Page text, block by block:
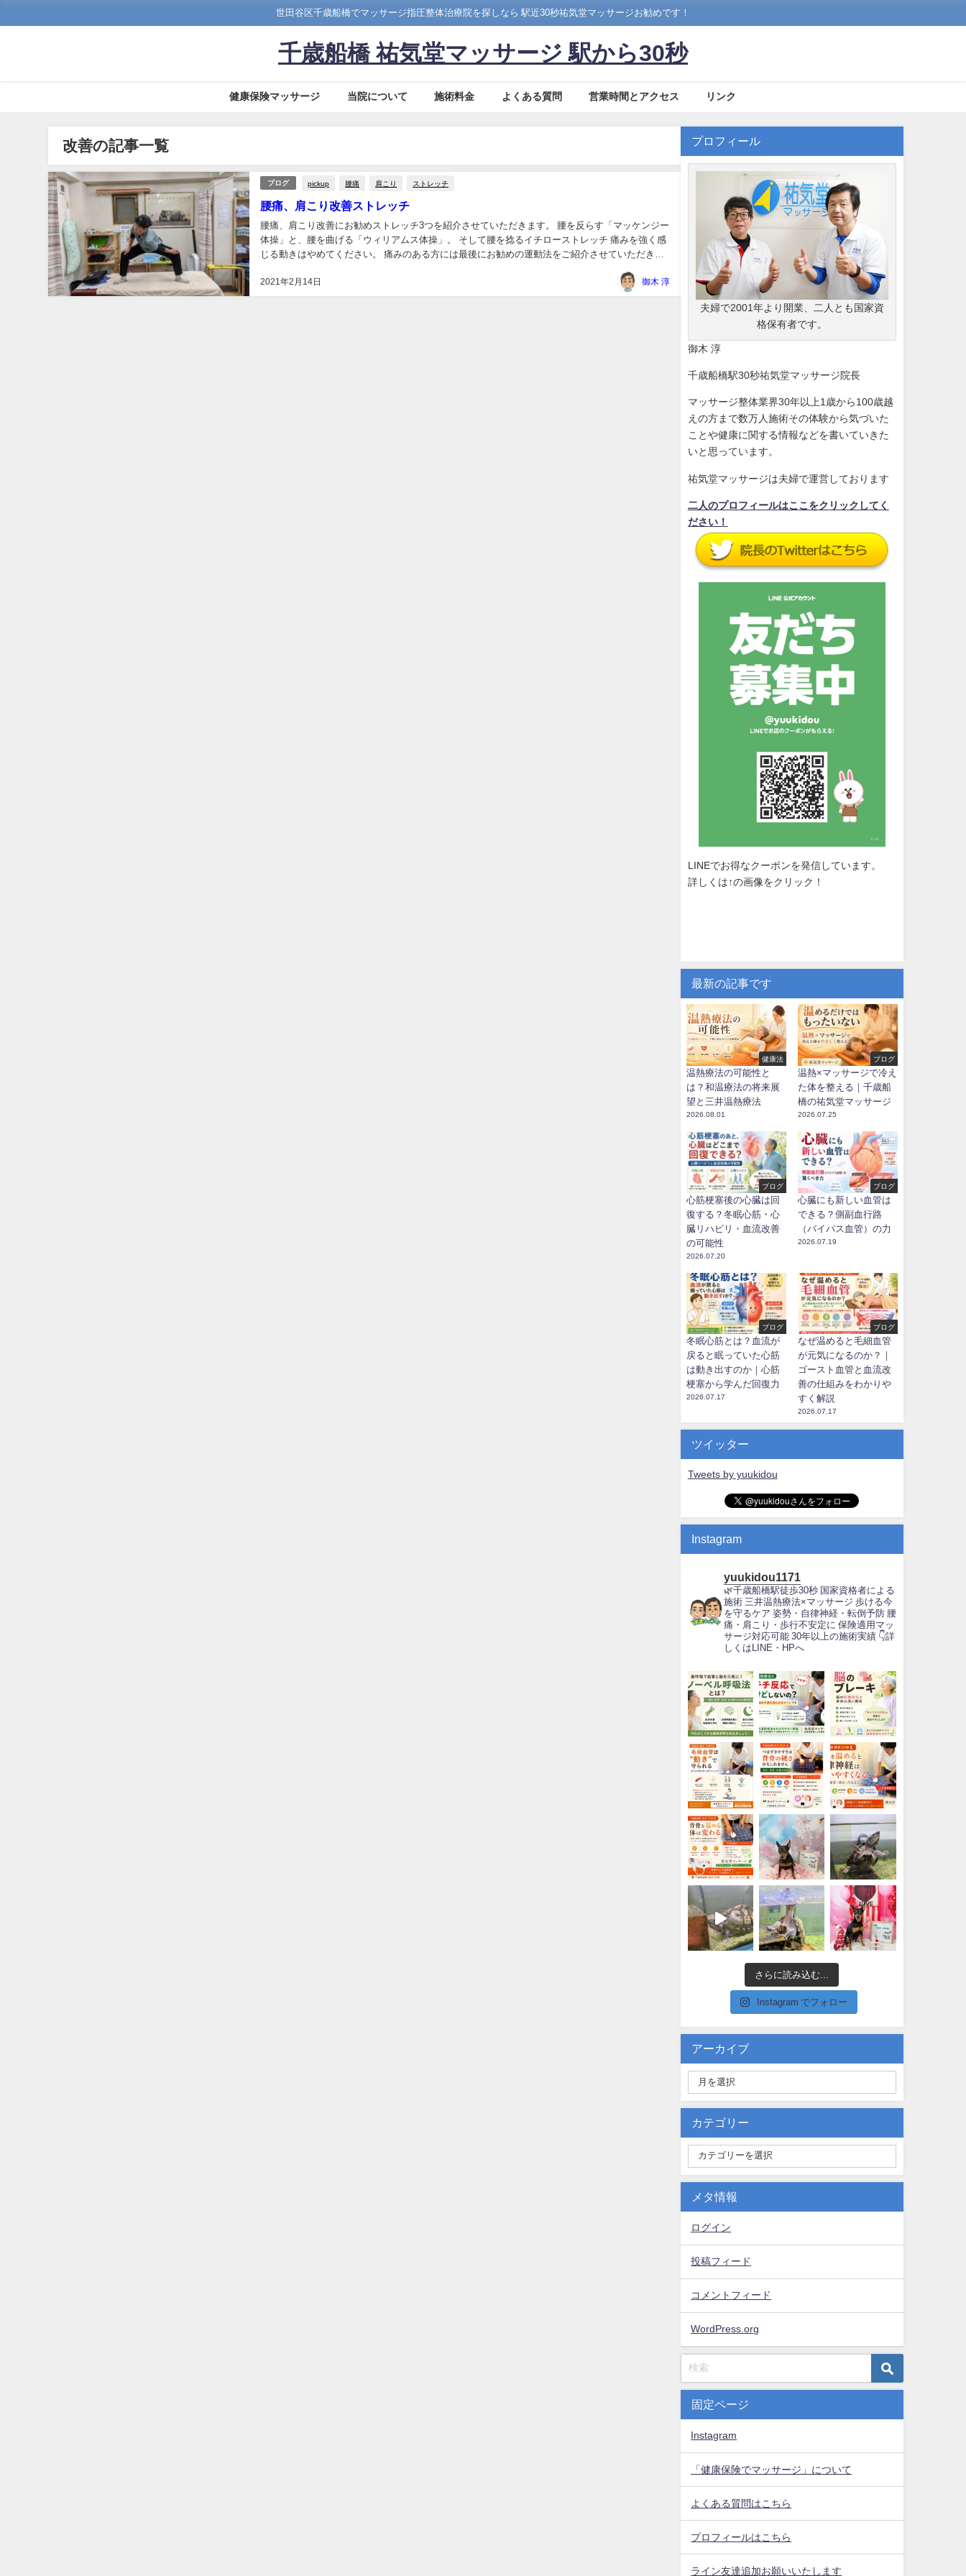
世田谷区千歳船橋でマッサージ指圧整体治療院を探しなら 駅近30秒祐気堂マッサージお勧めです！
千歳船橋 祐気堂マッサージ 駅から30秒
健康保険マッサージ 当院について 施術料金 よくある質問 営業時間とアクセス リンク
改善の記事一覧
ブログ pickup 腰痛 肩こり ストレッチ
腰痛、肩こり改善ストレッチ
2021年2月14日
腰痛、肩こり改善にお勧めストレッチ3つを紹介させていただきます。 腰を反らす「マッケンジー
体操」と、腰を曲げる「ウィリアムス体操」。 そして腰を捻るイチローストレッチ 痛みを強く感
じる動きはやめてください。 痛みのある方には最後にお勧めの運動法をご紹介させていただきま
御木 淳
プロフィール
夫婦で2001年より開業、二人とも国家資
格保有者です。
御木 淳
千歳船橋駅30秒祐気堂マッサージ院長
マッサージ整体業界30年以上1歳から100歳越
えの方まで数万人施術その体験から気づいた
ことや健康に関する情報などを書いていきた
いと思っています。
祐気堂マッサージは夫婦で運営しております
二人のプロフィールはここをクリックしてく
ださい！
LINEでお得なクーポンを発信しています。
詳しくは↑の画像をクリック！
最新の記事です
健康法
温熱療法の可能性と
は？和温療法の将来展
望と三井温熱療法
2026.08.01
ブログ
温熱×マッサージで冷え
た体を整える｜千歳船
橋の祐気堂マッサージ
2026.07.25
ブログ
心筋梗塞後の心臓は回
復する？冬眠心筋・心
臓リハビリ・血流改善
の可能性
2026.07.20
ブログ
心臓にも新しい血管は
できる？側副血行路
（バイパス血管）の力
2026.07.19
ブログ
冬眠心筋とは？血流が
戻ると眠っていた心筋
は動き出すのか｜心筋
梗塞から学んだ回復力
2026.07.17
ブログ
なぜ温めると毛細血管
が元気になるのか？｜
ゴースト血管と血流改
善の仕組みをわかりや
すく解説
2026.07.17
ツイッター
Tweets by yuukidou
Instagram
yuukidou1171
🌿千歳船橋駅徒歩30秒国家資格者による
施術三井温熱療法×マッサージ 歩ける今
を守るケア 姿勢・自律神経・転倒予防腰
痛・肩こり・歩行不安定に 保険適用マッ
サージ対応可能30年以上の施術実績👇詳
しくはLINE・HPへ
さらに読み込む...
Instagram でフォロー
アーカイブ
カテゴリー
メタ情報
ログイン
投稿フィード
コメントフィード
WordPress.org
固定ページ
Instagram
「健康保険でマッサージ」について
よくある質問はこちら
プロフィールはこちら
ライン友達追加お願いいたします